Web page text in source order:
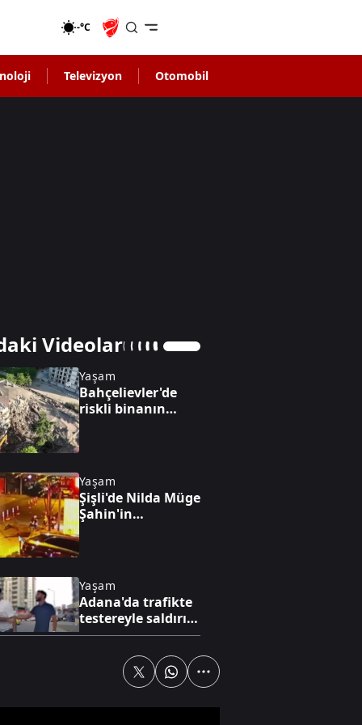
-°C
Televizyon Otomobil
Videolar
Yaşam
Bahçelievler'de
riskli binanın
Yaşam
Şişli'de Nilda Müge
Şahin'in
görüntüleri ortaya
çıktı
Yaşam
Adana'da trafikte
testereyle saldırı
anı kamerada
FETÖ'cü: "Hedef